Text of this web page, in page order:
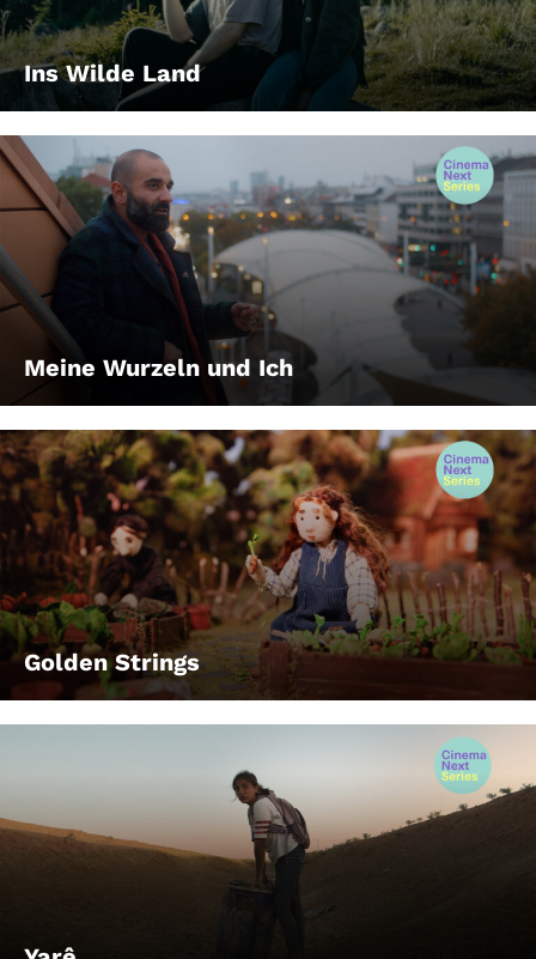
Ins Wilde Land
Meine Wurzeln und Ich
Golden Strings